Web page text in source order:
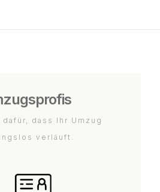
dass Ihr Umzug
verläuft.